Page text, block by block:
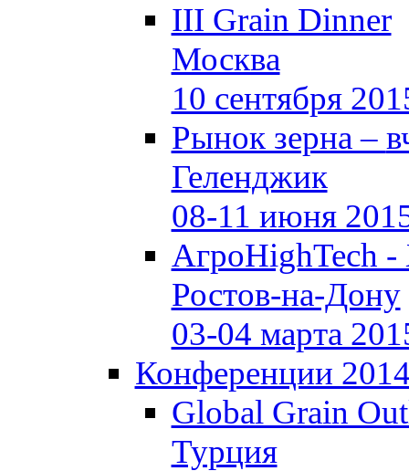
III Grain Dinner
Москва
10 сентября
Рынок зерна –
Геленджик
08-11 июня
АгроHighTech
Ростов-на-Дону
03-04 марта
Конференции
Global Grain
Турция